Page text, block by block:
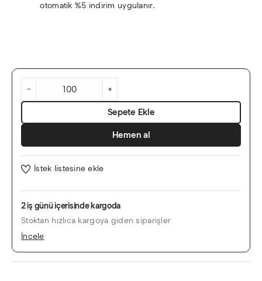
otomatik %5 indirim uygulanır.
Ağacı
Temalı
Bordo
adet
- +
Sepete Ekle
Hemen al
İstek listesine ekle
2 iş günü içerisinde kargoda
Stoktan hızlıca kargoya giden siparişler
İncele